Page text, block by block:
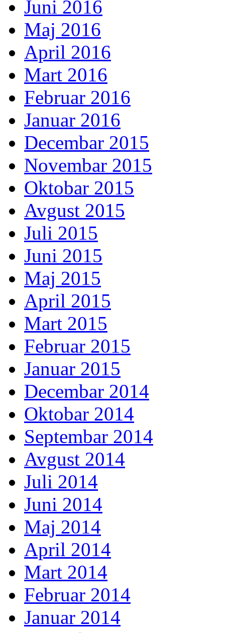
Juni 2016
Maj 2016
April 2016
Mart 2016
Februar 2016
Januar 2016
Decembar 2015
Novembar 2015
Oktobar 2015
Avgust 2015
Juli 2015
Juni 2015
Maj 2015
April 2015
Mart 2015
Februar 2015
Januar 2015
Decembar 2014
Oktobar 2014
Septembar 2014
Avgust 2014
Juli 2014
Juni 2014
Maj 2014
April 2014
Mart 2014
Februar 2014
Januar 2014